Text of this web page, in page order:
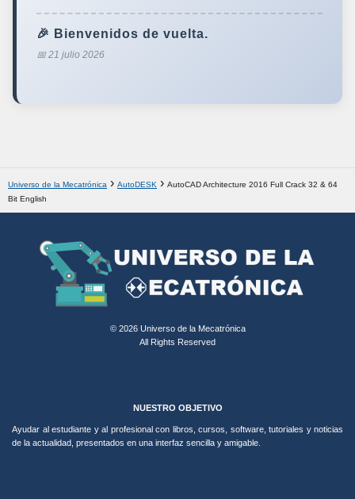
🎉 Bienvenidos de vuelta.
📅 21 julio 2026
Universo de la Mecatrónica AutoDESK
AutoCAD Architecture 2016 Full Crack 32 & 64
Bit English
© 2026 Universo de la Mecatrónica
All Rights Reserved
NUESTRO OBJETIVO
Ayudar al estudiante y al profesional con libros, cursos, software, tutoriales y noticias
de la actualidad, presentados en una interfaz sencilla y amigable.